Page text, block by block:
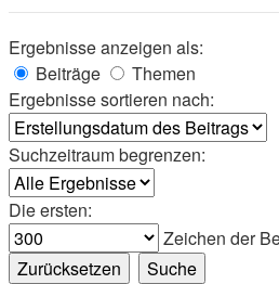
Ergebnisse anzeigen als:
Beiträge
Themen
Ergebnisse sortieren nach:
Suchzeitraum begrenzen:
Die ersten:
Zeichen der